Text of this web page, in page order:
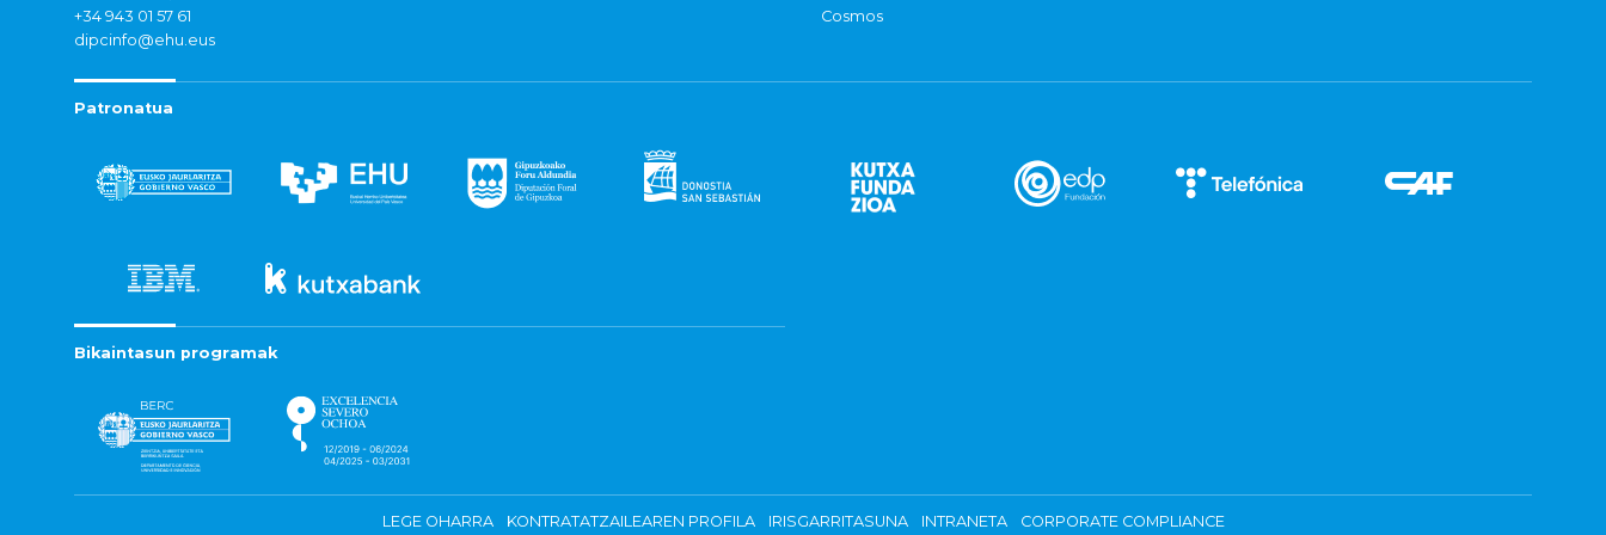
+34 943 01 57 61
dipcinfo@ehu.eus
Cosmos
Patronatua
Bikaintasun programak
LEGE OHARRA KONTRATATZAILEAREN PROFILA IRISGARRITASUNA INTRANETA CORPORATE COMPLIANCE